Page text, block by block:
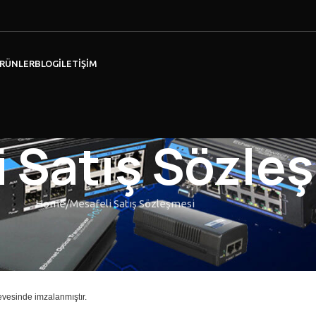
BLOGİLETIŞIM
Home Mesafeli Satış Sözleşmesi
imzalanmıştır.